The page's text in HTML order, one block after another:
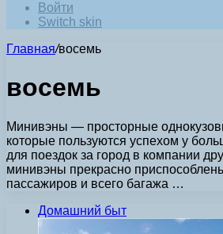
Войти
Switch skin
Главная/восемь
восемь
Минивэны — просторные
которые пользуются успехом у
для поездок за город в компании
минивэны прекрасно
пассажиров и всего багажа …
Домашний быт